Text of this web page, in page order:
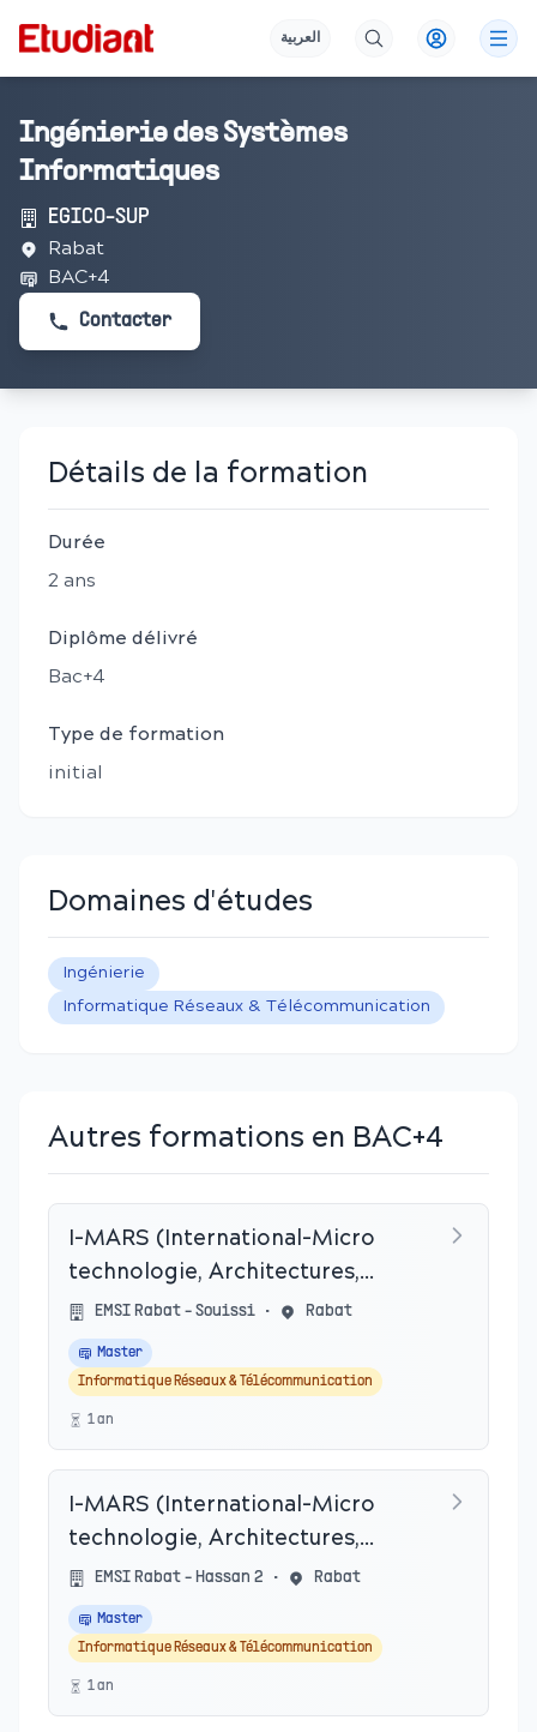
العربية
Ingénierie des Systèmes
Informatiques
EGICO-SUP
Rabat
BAC+4
Contacter
Détails de la formation
Durée
2 ans
Diplôme délivré
Bac+4
Type de formation
initial
Domaines d'études
Ingénierie
Informatique Réseaux & Télécommunication
Autres formations en BAC+4
I-MARS (International-Micro
technologie, Architectures,
Réseaux & Systèmes)
EMSI Rabat - Souissi • Rabat
Master
Informatique Réseaux & Télécommunication
1an
I-MARS (International-Micro
technologie, Architectures,
Réseaux & Systèmes)
EMSI Rabat - Hassan 2 • Rabat
Master
Informatique Réseaux & Télécommunication
1an